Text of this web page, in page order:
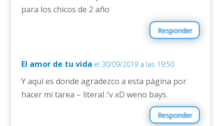
para los chicos de 2 año
Responder
El amor de tu vida el 30/09/2019 a las 19:50
Y aquí es donde agradezco a esta página por
hacer mi tarea – literal :’v xD weno bays.
Responder